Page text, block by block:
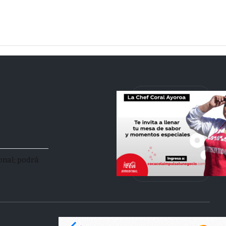
podrá
facebook
youtube
instagram
Tik Tok